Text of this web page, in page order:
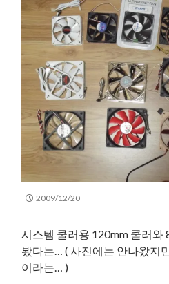
2009/12/20
시스템 쿨러용 120mm 쿨러와
봤다는… ( 사진에는 안나왔지
이라는… )